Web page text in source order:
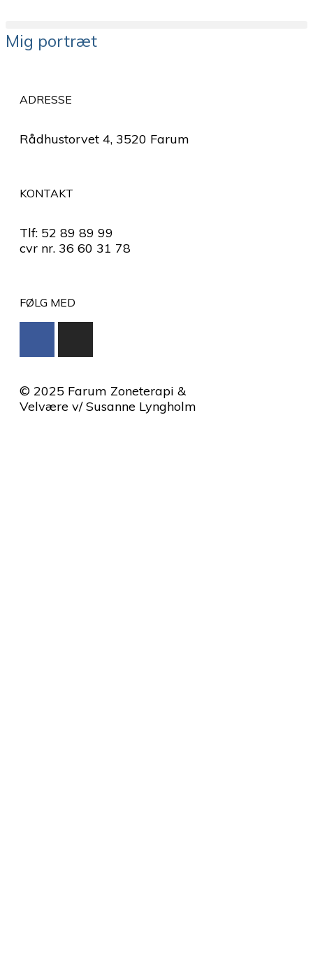
Mig portræt
ADRESSE
Rådhustorvet 4, 3520 Farum
KONTAKT
Tlf: 52 89 89 99
cvr nr. 36 60 31 78
FØLG MED
© 2025 Farum Zoneterapi &
Velvære v/ Susanne Lyngholm